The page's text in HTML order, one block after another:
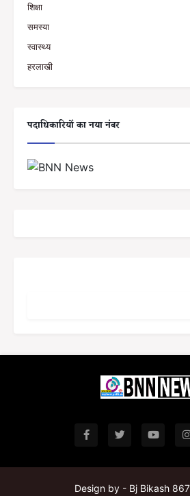
शिक्षा
समस्या
स्वास्थ्य
हरलाखी
पदाधिकारियों का नया नंबर
Design by - Bj Bikash